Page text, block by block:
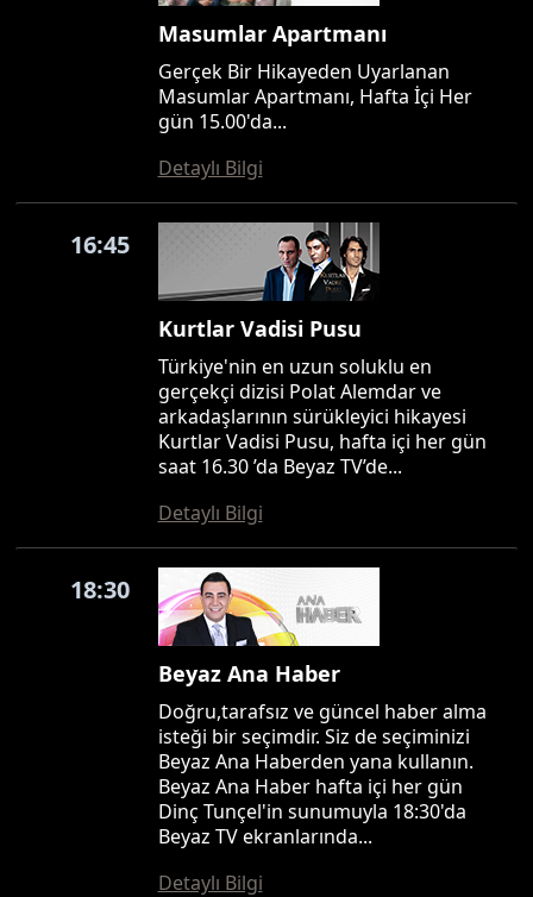
Masumlar Apartmanı
Gerçek Bir Hikayeden Uyarlanan
Masumlar Apartmanı, Hafta İçi Her
gün 15.00'da...
Detaylı Bilgi
16:45
Kurtlar Vadisi Pusu
Türkiye'nin en uzun soluklu en
gerçekçi dizisi Polat Alemdar ve
arkadaşlarının sürükleyici hikayesi
Kurtlar Vadisi Pusu, hafta içi her gün
saat 16.30 ’da Beyaz TV’de...
Detaylı Bilgi
18:30
Beyaz Ana Haber
Doğru,tarafsız ve güncel haber alma
isteği bir seçimdir. Siz de seçiminizi
Beyaz Ana Haberden yana kullanın.
Beyaz Ana Haber hafta içi her gün
Dinç Tunçel'in sunumuyla 18:30'da
Beyaz TV ekranlarında...
Detaylı Bilgi